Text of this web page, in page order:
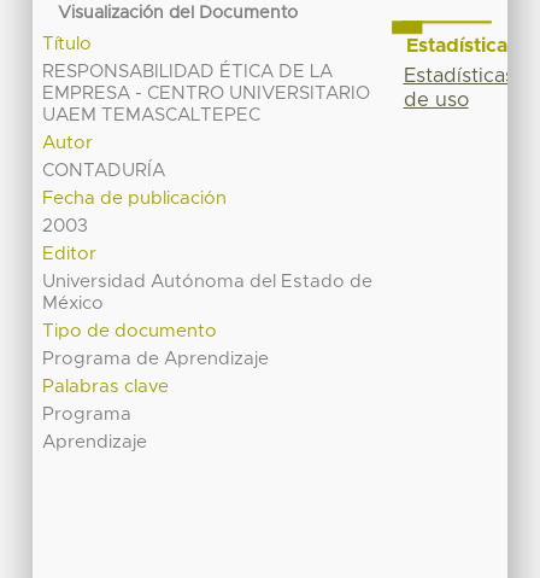
Visualización del Documento
Título
RESPONSABILIDAD ÉTICA DE LA
EMPRESA - CENTRO UNIVERSITARIO
UAEM TEMASCALTEPEC
Autor
CONTADURÍA
Fecha de publicación
2003
Editor
Universidad Autónoma del Estado de
México
Tipo de documento
Programa de Aprendizaje
Palabras clave
Programa
Aprendizaje
Estadísticas
Estadísticas
de uso